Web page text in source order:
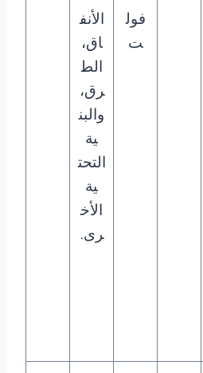
فول
ت
الأنف
اق،
الط
رق،
والبن
ية
التحت
ية
الأخ
رى.